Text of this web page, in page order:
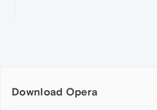
Download Opera